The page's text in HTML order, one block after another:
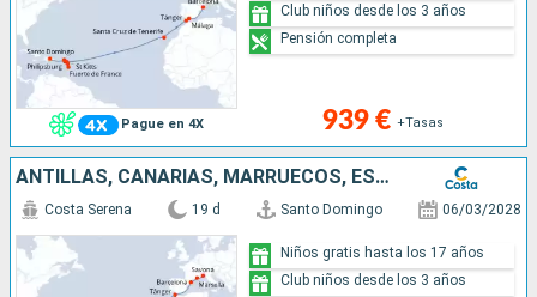
Pague en 4X 939 € +Tasas
Club niños desde los 3 años
Pensión completa
ANTILLAS, CANARIAS, MARRUECOS, ESPAÑA, FRANCIA, ITALIA
Costa Serena 19 d Santo Domingo 06/03/2028
Niños gratis hasta los 17 años
Club niños desde los 3 años